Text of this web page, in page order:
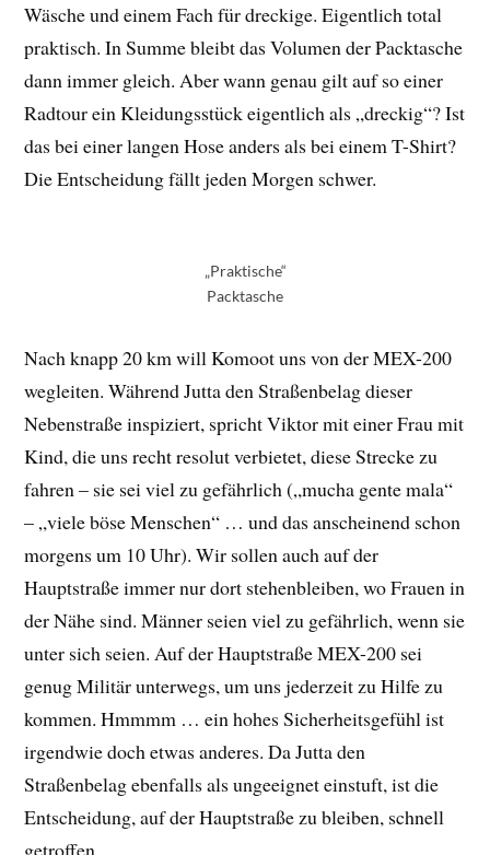
Wäsche und einem Fach für dreckige. Eigentlich total
praktisch. In Summe bleibt das Volumen der Packtasche
dann immer gleich. Aber wann genau gilt auf so einer
Radtour ein Kleidungsstück eigentlich als „dreckig“? Ist
das bei einer langen Hose anders als bei einem T-Shirt?
Die Entscheidung fällt jeden Morgen schwer.
„Praktische“
Packtasche
Nach knapp 20 km will Komoot uns von der MEX-200
wegleiten. Während Jutta den Straßenbelag dieser
Nebenstraße inspiziert, spricht Viktor mit einer Frau mit
Kind, die uns recht resolut verbietet, diese Strecke zu
fahren – sie sei viel zu gefährlich („mucha gente mala“
– „viele böse Menschen“ … und das anscheinend schon
morgens um 10 Uhr). Wir sollen auch auf der
Hauptstraße immer nur dort stehenbleiben, wo Frauen in
der Nähe sind. Männer seien viel zu gefährlich, wenn sie
unter sich seien. Auf der Hauptstraße MEX-200 sei
genug Militär unterwegs, um uns jederzeit zu Hilfe zu
kommen. Hmmmm … ein hohes Sicherheitsgefühl ist
irgendwie doch etwas anderes. Da Jutta den
Straßenbelag ebenfalls als ungeeignet einstuft, ist die
Entscheidung, auf der Hauptstraße zu bleiben, schnell